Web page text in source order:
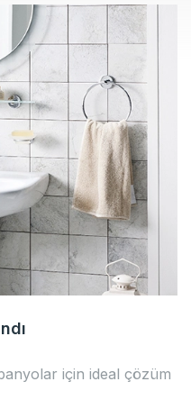
için ideal çözüm